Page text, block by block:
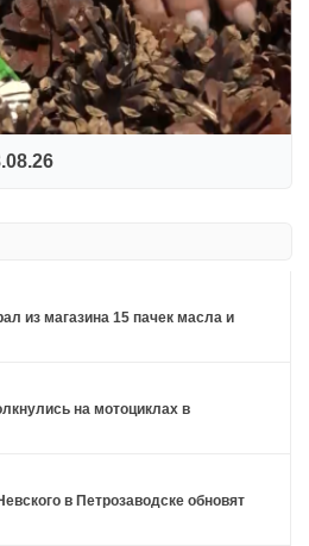
из магазина 15 пачек масла и
на мотоциклах в
в Петрозаводске обновят